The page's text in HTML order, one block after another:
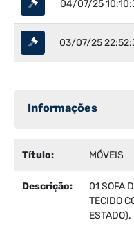
04/07/25
03/07/25
Informações
Título: MÓVEIS
Descrição:
01 SOFA
TECIDO
ESTADO).